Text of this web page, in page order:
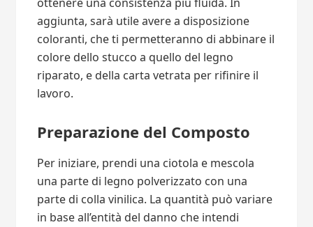
aggiunta, sarà utile avere a disposizione
coloranti, che ti permetteranno di abbinare il
colore dello stucco a quello del legno
riparato, e della carta vetrata per rifinire il
lavoro.
Preparazione del Composto
Per iniziare, prendi una ciotola e mescola
una parte di legno polverizzato con una
parte di colla vinilica. La quantità può variare
in base all’entità del danno che intendi